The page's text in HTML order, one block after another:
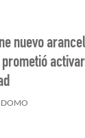
nuevo